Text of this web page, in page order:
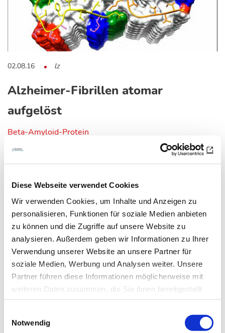
Diese Webseite verwendet Cookies
Wir verwenden Cookies, um Inhalte und Anzeigen zu
personalisieren, Funktionen für soziale Medien anbieten
zu können und die Zugriffe auf unsere Website zu
analysieren. Außerdem geben wir Informationen zu Ihrer
Verwendung unserer Website an unsere Partner für
soziale Medien, Werbung und Analysen weiter. Unsere
Partner führen diese Informationen möglicherweise mit
weiteren Daten zusammen, die Sie ihnen bereitgestellt
haben oder die sie im Rahmen Ihrer Nutzung der Dienste
Notwendig
02.08.16 lz
Alzheimer-Fibrillen atomar
aufgelöst
Beta-Amyloid-Protein
Langgestreckte Fasern (Fibrillen) des Beta-Amyloid-